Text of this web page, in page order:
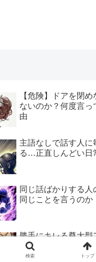
【危険】ドアを閉
ないのか？何度言っ
由
主語なしで話す人に
る…正直しんどい日
同じ話ばかりする人
同じことを言うのか
勝手にキレる尊大
気にガッカリ
検索 トップ